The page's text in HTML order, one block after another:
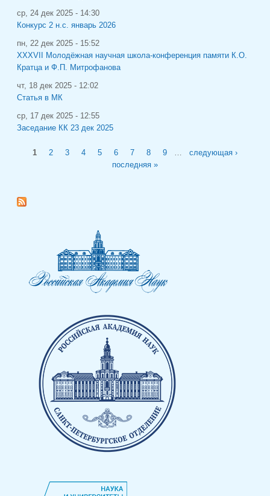
ср, 24 дек 2025 - 14:30
Конкурс 2 н.с. январь 2026
пн, 22 дек 2025 - 15:52
XXXVII Молодёжная научная школа-конференция памяти К.О.
Кратца и Ф.П. Митрофанова
чт, 18 дек 2025 - 12:02
Статья в МК
ср, 17 дек 2025 - 12:55
Заседание КК 23 дек 2025
Страницы
1 2 3 4 5 6 7 8 9
следующая ›
последняя »